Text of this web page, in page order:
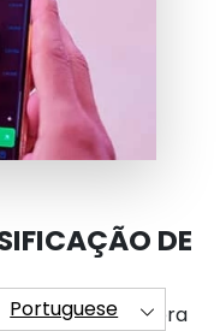
DE
ser uma mera
Portuguese